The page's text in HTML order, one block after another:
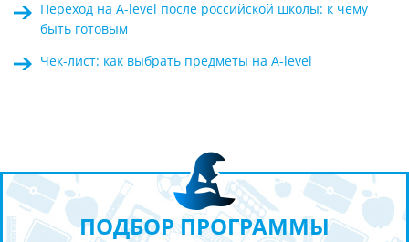
Переход на A-level после российской школы: к чему
быть готовым
Чек-лист: как выбрать предметы на A-level
ПОДБОР ПРОГРАММЫ